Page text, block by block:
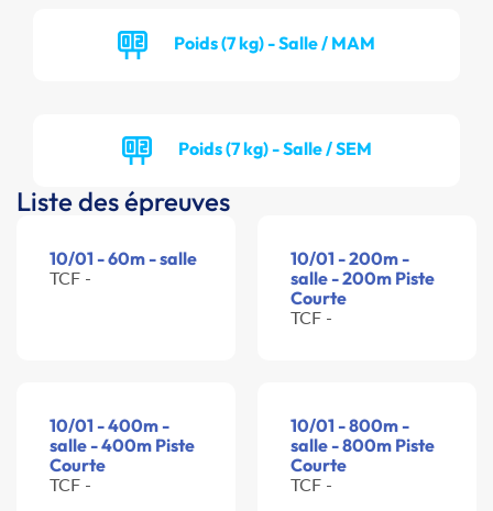
Poids (7 kg) - Salle / MAM
Poids (7 kg) - Salle / SEM
Liste des épreuves
10/01 - 60m - salle
TCF -
10/01 - 200m -
salle - 200m Piste
Courte
TCF -
10/01 - 400m -
salle - 400m Piste
Courte
TCF -
10/01 - 800m -
salle - 800m Piste
Courte
TCF -